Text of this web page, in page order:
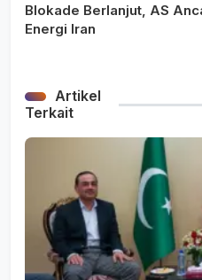
Blokade Berlanjut, AS
Energi Iran
Artikel
Terkait